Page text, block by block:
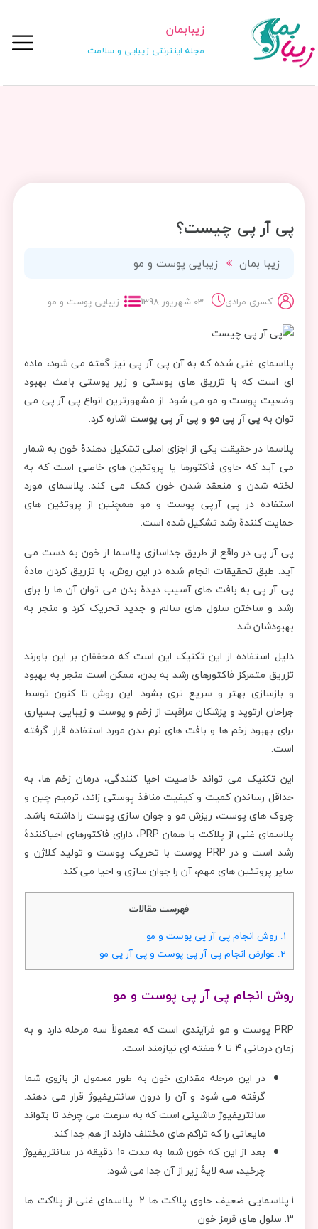
زیبابمان
مجله اینترنتی زیبایی و سلامت
پی آر پی چیست؟
زیبا بمان زیبایی پوست و مو
کسری مرادی 03 شهریور 1398 زیبایی پوست و مو
پلاسمای غنی شده که به آن پی آر پی نیز گفته می شود، ماده
ای است که با تزریق های پوستی و زیر پوستی باعث بهبود
وضعیت پوست و مو می شود. از مشهورترین انواع پی آر پی می
توان به پی آر پی مو و پی آر پی پوست اشاره کرد.
پلاسما در حقیقت یکی از اجزای اصلی تشکیل دهندۀ خون به شمار
می آید که حاوی فاکتورها یا پروتئین های خاصی است که به
لخته شدن و منعقد شدن خون کمک می کند. پلاسمای مورد
استفاده در پی آرپی پوست و مو همچنین از پروتئین های
حمایت کنندۀ رشد تشکیل شده است.
پی آر پی در واقع از طریق جداسازی پلاسما از خون به دست می
آید. طبق تحقیقات انجام شده در این روش، با تزریق کردن مادۀ
پی آر پی به بافت های آسیب دیدۀ بدن می توان آن ها را برای
رشد و ساختن سلول های سالم و جدید تحریک کرد و منجر به
بهبودشان شد.
دلیل استفاده از این تکنیک این است که محققان بر این باورند
تزریق متمرکز فاکتورهای رشد به بدن، ممکن است منجر به بهبود
و بازسازی بهتر و سریع تری بشود. این روش تا کنون توسط
جراحان ارتوپد و پزشکان مراقبت از زخم و پوست و زیبایی بسیاری
برای بهبود زخم ها و بافت های نرم بدن مورد استفاده قرار گرفته
است.
این تکنیک می تواند خاصیت احیا کنندگی، درمان زخم ها، به
حداقل رساندن کمیت و کیفیت منافذ پوستی زائد، ترمیم چین و
چروک های پوست، ریزش مو و جوان سازی پوست را داشته باشد.
پلاسمای غنی از پلاکت یا همان PRP، دارای فاکتورهای احیاکنندۀ
رشد است و در PRP پوست با تحریک پوست و تولید کلاژن و
سایر پروتئین های مهم، آن را جوان سازی و احیا می کند.
فهرست مقالات
1. روش انجام پی آر پی پوست و مو
2. عوارض انجام پی آر پی پوست و پی آر پی مو
روش انجام پی آر پی پوست و مو
PRP پوست و مو فرآیندی است که معمولاً سه مرحله دارد و به
زمان درمانی 4 تا 6 هفته ای نیازمند است.
در این مرحله مقداری خون به طور معمول از بازوی شما
گرفته می شود و آن را درون سانتریفیوژ قرار می دهند.
سانتریفیوژ ماشینی است که به سرعت می چرخد تا بتواند
مایعاتی را که تراکم های مختلف دارند از هم جدا کند.
بعد از این که خون شما به مدت 10 دقیقه در سانتریفیوژ
چرخید، سه لایۀ زیر از آن جدا می شود:
1.پلاسمایی ضعیف حاوی پلاکت ها 2. پلاسمای غنی از پلاکت ها
3. سلول های قرمز خون